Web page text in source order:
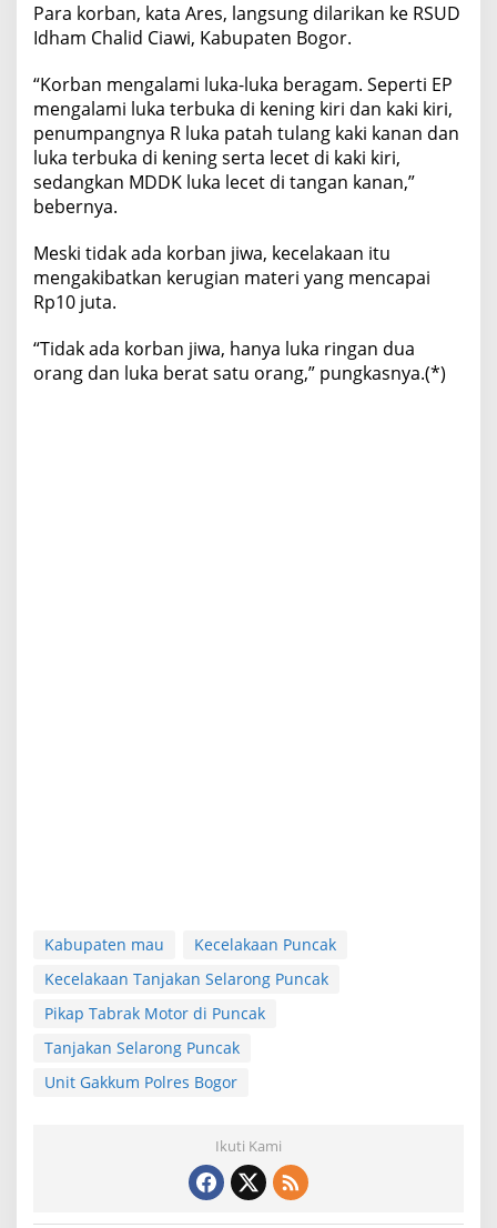
Para korban, kata Ares, langsung dilarikan ke RSUD
Idham Chalid Ciawi, Kabupaten Bogor.
“Korban mengalami luka-luka beragam. Seperti EP
mengalami luka terbuka di kening kiri dan kaki kiri,
penumpangnya R luka patah tulang kaki kanan dan
luka terbuka di kening serta lecet di kaki kiri,
sedangkan MDDK luka lecet di tangan kanan,”
bebernya.
Meski tidak ada korban jiwa, kecelakaan itu
mengakibatkan kerugian materi yang mencapai
Rp10 juta.
“Tidak ada korban jiwa, hanya luka ringan dua
orang dan luka berat satu orang,” pungkasnya.(*)
Kabupaten mau
Kecelakaan Puncak
Kecelakaan Tanjakan Selarong Puncak
Pikap Tabrak Motor di Puncak
Tanjakan Selarong Puncak
Unit Gakkum Polres Bogor
Ikuti Kami